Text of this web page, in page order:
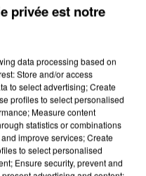
Voir plus
DES
privée est notre
data processing based on
Store and/or access
to select advertising; Create
profiles to select personalised
Measure content
statistics or combinations
improve services; Create
to select personalised
Ensure security, prevent and